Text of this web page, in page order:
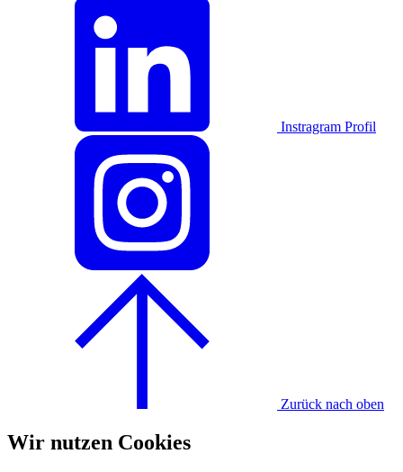
Instragram Profil
Zurück nach oben
Wir nutzen Cookies